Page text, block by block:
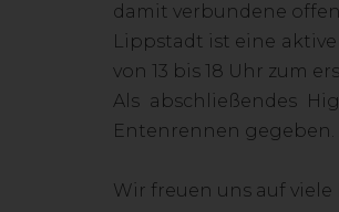
damit verbundene
Lippstadt ist eine
von 13 bis 18 Uhr zum
Als abschließendes
Entenrennen gegeben.
Wir freuen uns auf